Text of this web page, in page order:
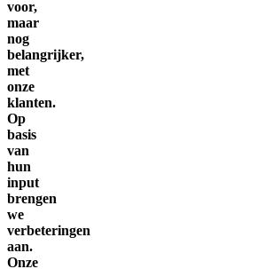
voor,
maar
nog
belangrijker,
met
onze
klanten.
Op
basis
van
hun
input
brengen
we
verbeteringen
aan.
Onze